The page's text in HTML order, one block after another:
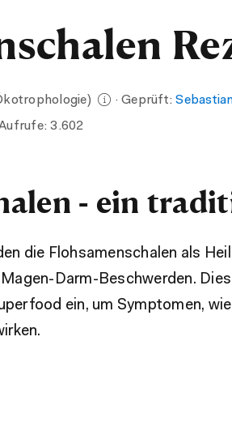
· Geprüft:
3.602
- ein
die Flohsamenschalen als
Darm-Beschwerden.
ein, um Symptomen,